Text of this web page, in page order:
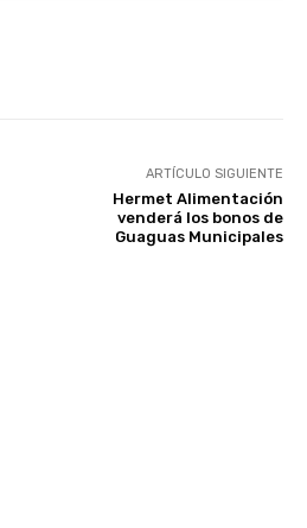
ARTÍCULO SIGUIENTE
Hermet Alimentación
venderá los bonos de
Guaguas Municipales